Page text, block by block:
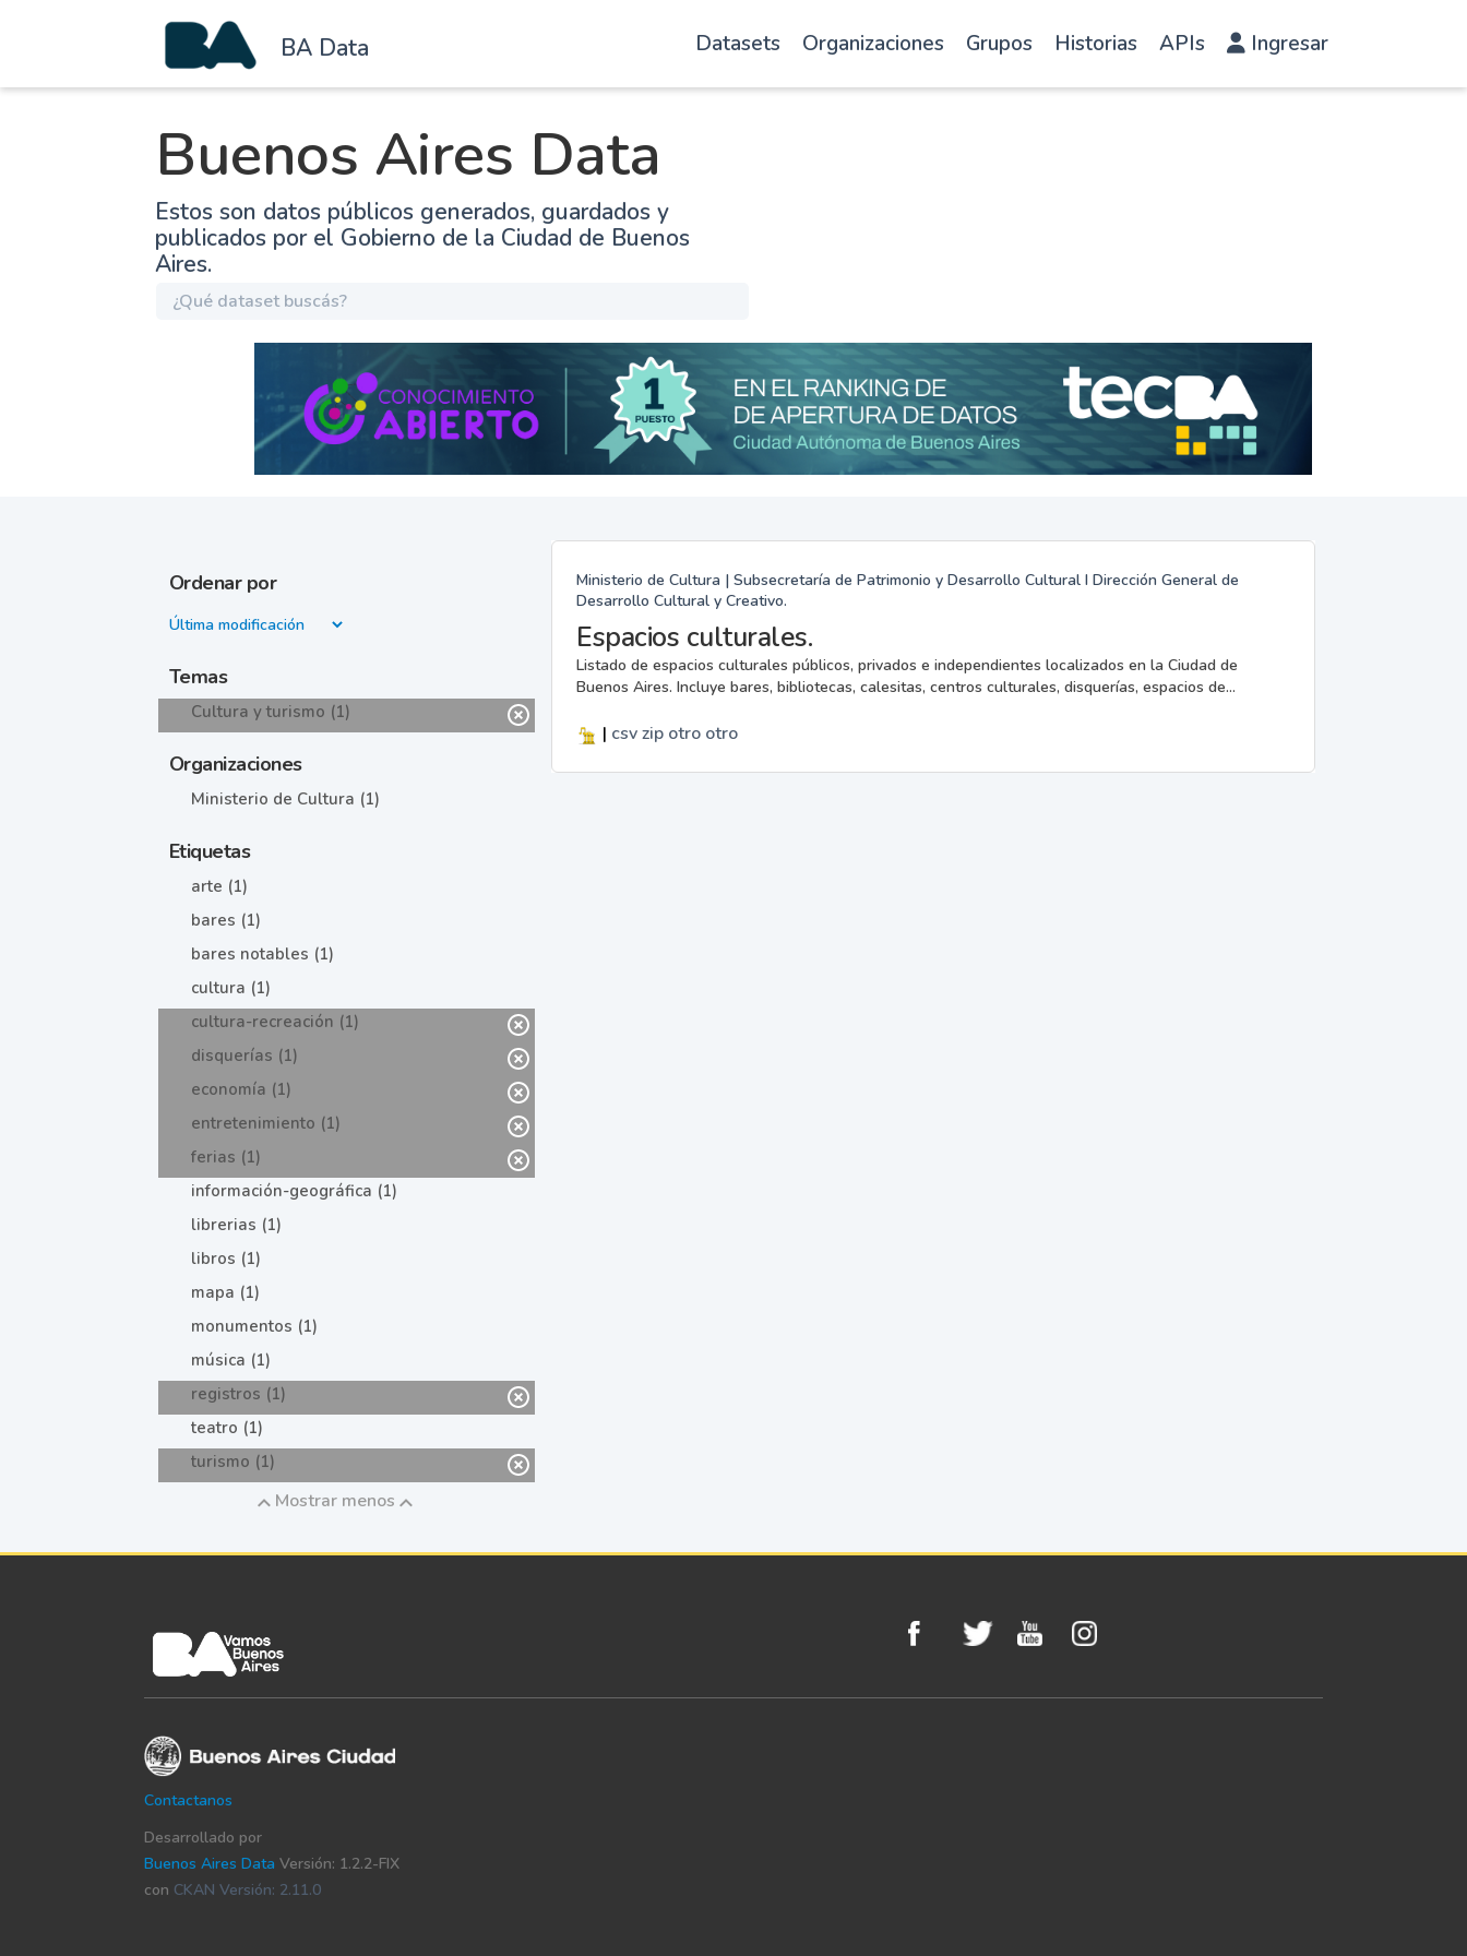
BA Data Datasets Organizaciones Grupos Historias APIs Ingresar
Buenos Aires Data
Estos son datos públicos generados, guardados y
publicados por el Gobierno de la Ciudad de Buenos
Aires.
Ordenar por
Temas
Cultura y turismo (1)
Organizaciones
Ministerio de Cultura (1)
Etiquetas
arte (1)
bares (1)
bares notables (1)
cultura (1)
cultura-recreación (1)
disquerías (1)
economía (1)
entretenimiento (1)
ferias (1)
información-geográfica (1)
librerias (1)
libros (1)
mapa (1)
monumentos (1)
música (1)
registros (1)
teatro (1)
turismo (1)
Mostrar menos
Ministerio de Cultura | Subsecretaría de Patrimonio y Desarrollo Cultural I Dirección General de
Desarrollo Cultural y Creativo.
Espacios culturales.
Listado de espacios culturales públicos, privados e independientes localizados en la Ciudad de
Buenos Aires. Incluye bares, bibliotecas, calesitas, centros culturales, disquerías, espacios de...
| csvzip otro otro
Contactanos
Desarrollado por
Buenos Aires Data Versión: 1.2.2-FIX
con CKAN Versión: 2.11.0